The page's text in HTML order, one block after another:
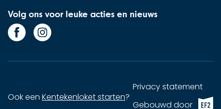
Volg ons voor leuke acties en nieuws
Ook een Kentekenloket starten?
Privacy statement
Gebouwd doorEF2